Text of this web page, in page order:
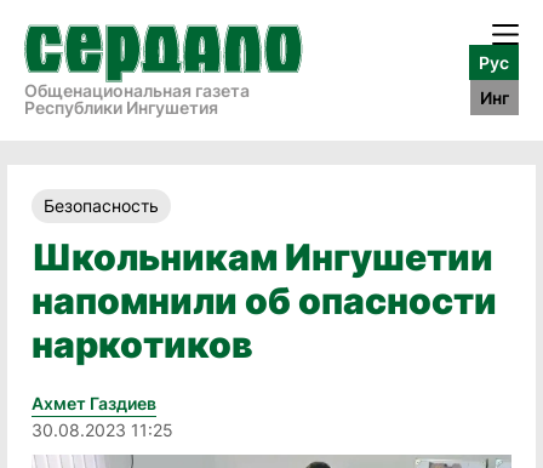
Общенациональная газета
Республики Ингушетия
Рус
Инг
Безопасность
Школьникам Ингушетии
напомнили об опасности
наркотиков
Ахмет Газдиев
30.08.2023 11:25